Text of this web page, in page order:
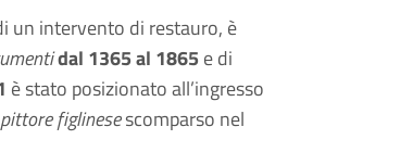
un intervento di restauro, è
dal 1365 al 1865e di
è stato posizionato all’ingresso
pittore figlinesescomparso nel